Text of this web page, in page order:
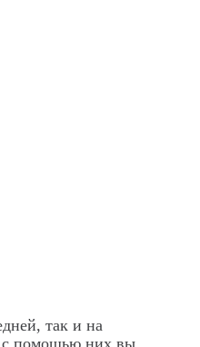
так и на
с помощью них вы